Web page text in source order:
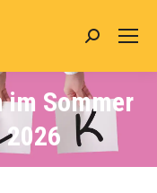
Search:
im Sommer
2026